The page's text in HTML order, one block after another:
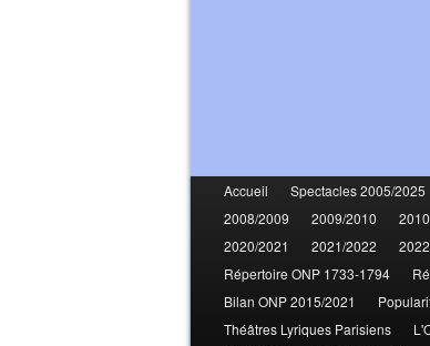
Accueil Spectacles 2005/2025
2008/2009
2009/2010
2020/2021
2021/2022
Répertoire ONP 1733-1794
Bilan ONP 2015/2021
Théâtres Lyriques Parisiens